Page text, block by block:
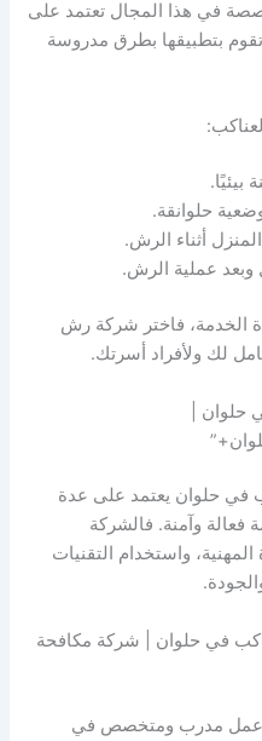
في هذا المجال تعتمد على
بتطبيقها بطرق مدروسة
بيئيًا.
حلوانقة.
أثناء الرش.
وبعد عملية الرش.
الخدمة، فاختر شركة رش
لك ولأفراد أسرتك.
حلوان |
في حلوان يعتمد على عدة
وآمنة. فالشركة
واستخدام التقنيات
في حلوان | شركة مكافحة
عمل مدرب ومتخصص في